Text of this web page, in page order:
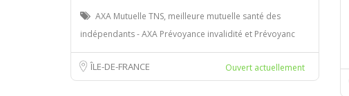
AXA Mutuelle TNS, meilleure mutuelle santé des
indépendants - AXA Prévoyance invalidité et Prévoyanc
ÎLE-DE-FRANCE Ouvert actuellement